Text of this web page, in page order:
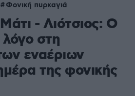
Φονική πυρκαγιά
- Λιότσιος: Ο
λόγο στη
εναέριων
της φονικής